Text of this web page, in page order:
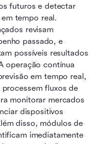
futuros e detectar
tempo real.
revisam
passado, e
possíveis resultados
operação contínua
em tempo real,
fluxos de
monitorar mercados
dispositivos
disso, módulos de
imediatamente